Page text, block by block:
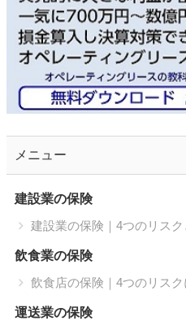
メニュー
建設業の保険
建設業の保険｜4つのリス
飲食業の保険
飲食店の保険｜4つのリス
運送業の保険